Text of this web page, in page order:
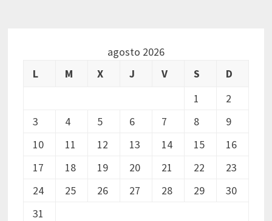
agosto 2026
L
M X J V S
D
1
2
3
4 5 6 7 8
9
10
11 12 13 14 15
16
17
18 19 20 21 22
23
24
25 26 27 28 29
30
31